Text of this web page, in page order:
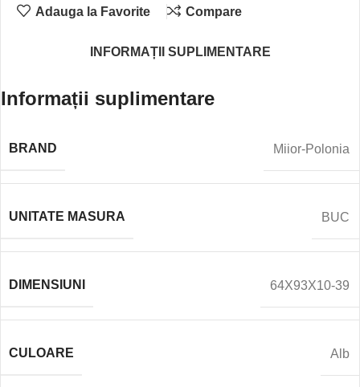
Adauga la Favorite Compare
INFORMAȚII SUPLIMENTARE
Informații suplimentare
BRAND Miior-Polonia
UNITATE MASURA BUC
DIMENSIUNI 64X93X10-39
CULOARE Alb